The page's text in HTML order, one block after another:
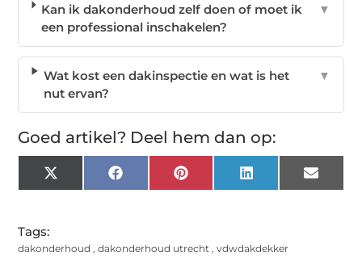
Kan ik dakonderhoud zelf doen of moet ik
een professional inschakelen?
▼
Wat kost een dakinspectie en wat is het
nut ervan?
▼
Goed artikel? Deel hem dan op:
X
(Twitter)
FacebookPinterest LinkedIn Email
Tags:
dakonderhoud ,dakonderhoud utrecht ,vdwdakdekker